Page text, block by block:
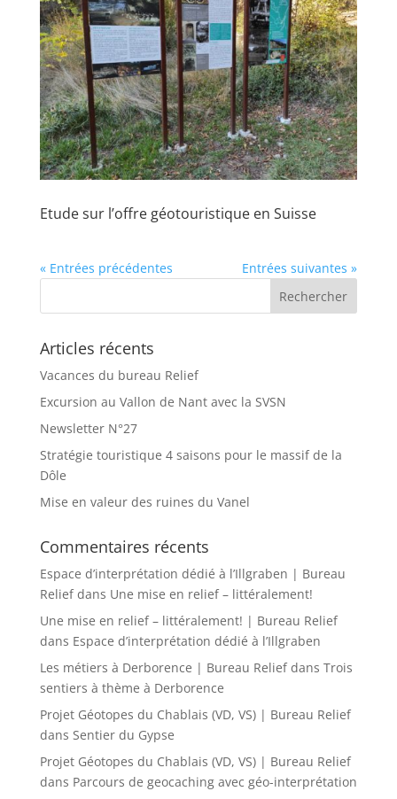
Etude sur l’offre géotouristique en Suisse
« Entrées précédentes Entrées suivantes »
Articles récents
Vacances du bureau Relief
Excursion au Vallon de Nant avec la SVSN
Newsletter N°27
Stratégie touristique 4 saisons pour le massif de la
Dôle
Mise en valeur des ruines du Vanel
Commentaires récents
Espace d’interprétation dédié à l’Illgraben | Bureau
Reliefdans Une mise en relief – littéralement!
Une mise en relief – littéralement! | Bureau Relief
dans Espace d’interprétation dédié à l’Illgraben
Les métiers à Derborence | Bureau Reliefdans Trois
sentiers à thème à Derborence
Projet Géotopes du Chablais (VD, VS) | Bureau Relief
dans Sentier du Gypse
Projet Géotopes du Chablais (VD, VS) | Bureau Relief
dans Parcours de geocaching avec géo-interprétation